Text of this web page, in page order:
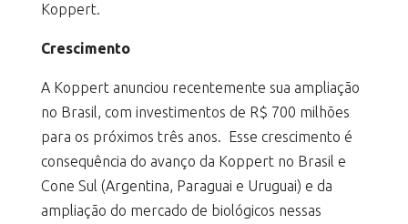
Koppert.
Crescimento
A Koppert anunciou recentemente sua ampliação
no Brasil, com investimentos de R$ 700 milhões
para os próximos três anos. Esse crescimento é
consequência do avanço da Koppert no Brasil e
Cone Sul (Argentina, Paraguai e Uruguai) e da
ampliação do mercado de biológicos nessas